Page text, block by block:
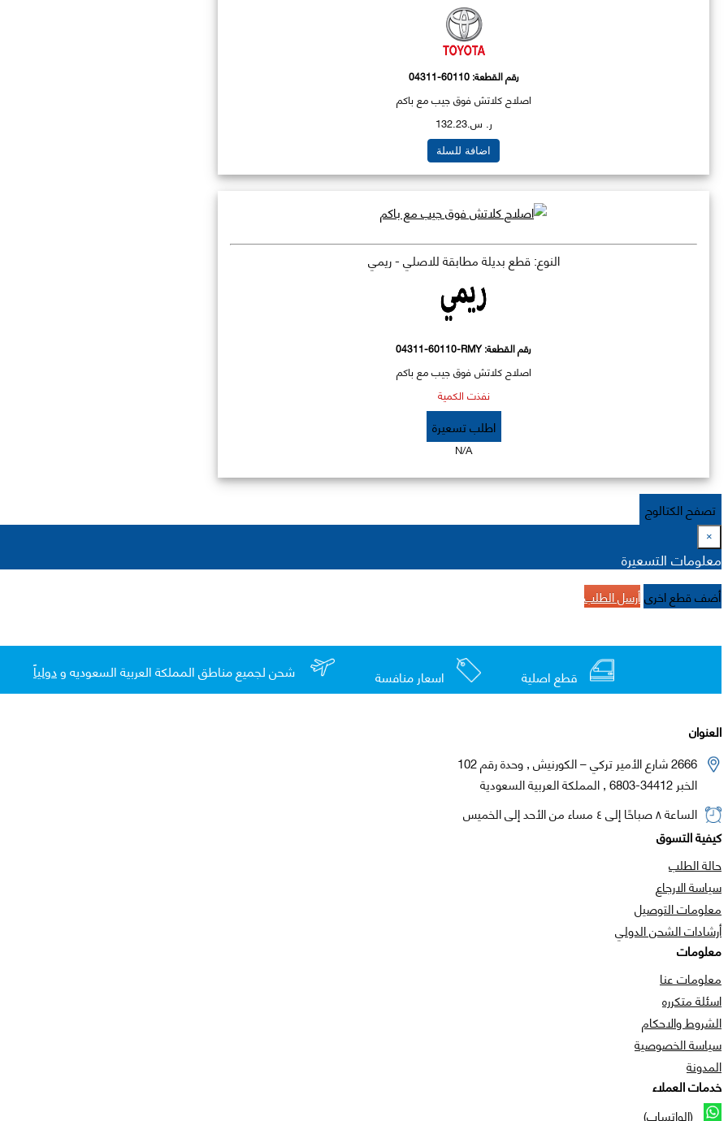
رقم القطعة:04311-60110
اصلاح كلاتش فوق جيب مع باكم
ر. س.132.23
اضافة للسلة
النوع: قطع بديلة مطابقة للاصلي - ريمي
رقم القطعة:04311-60110-RMY
اصلاح كلاتش فوق جيب مع باكم
نفذت الكمية
اطلب تسعيرة
N/A
تصفح الكتالوج
×
معلومات التسعيرة
أضف قطع اخرىأرسل الطلب
قطع اصلية اسعار منافسة شحن لجميع مناطق المملكة العربية السعوديه ودولياً
العنوان
2666 شارع الأمير تركي – الكورنيش , وحدة رقم 102
الخبر 34412-6803 , المملكة العربية السعودية
الساعة ٨ صباحًا إلى ٤ مساء من الأحد إلى الخميس
كيفية التسوق
حالة الطلب
سياسة الارجاع
معلومات التوصيل
أرشادات الشحن الدولي
معلومات
معلومات عنا
اسئلة متكرره
الشروط والاحكام
سياسة الخصوصية
المدونة
خدمات العملاء
(الواتساب)